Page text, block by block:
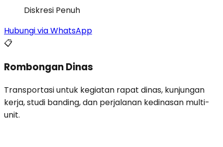
Diskresi Penuh
Hubungi via WhatsApp
📋
Rombongan Dinas
Transportasi untuk kegiatan rapat dinas, kunjungan
kerja, studi banding, dan perjalanan kedinasan multi-
unit.